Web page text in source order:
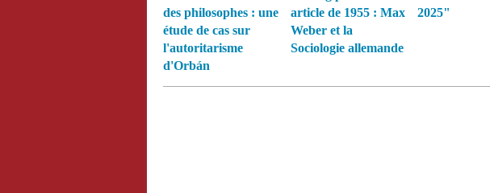
des philosophes : une
étude de cas sur
l'autoritarisme
d'Orbán
article de 1955 : Max
Weber et la
Sociologie allemande
2025"